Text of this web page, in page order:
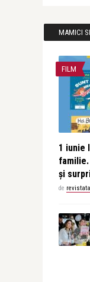
MAMICI
FILM
1 iunie
și
de